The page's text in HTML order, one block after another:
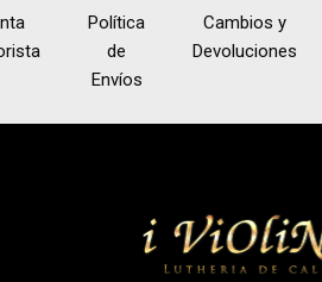
Política
de
Envíos
Cambios y
Devoluciones